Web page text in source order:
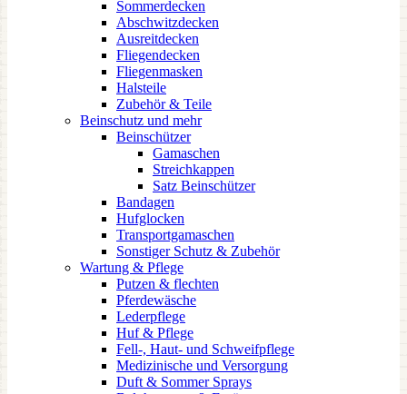
Sommerdecken
Abschwitzdecken
Ausreitdecken
Fliegendecken
Fliegenmasken
Halsteile
Zubehör & Teile
Beinschutz und mehr
Beinschützer
Gamaschen
Streichkappen
Satz Beinschützer
Bandagen
Hufglocken
Transportgamaschen
Sonstiger Schutz & Zubehör
Wartung & Pflege
Putzen & flechten
Pferdewäsche
Lederpflege
Huf & Pflege
Fell-, Haut- und Schweifpflege
Medizinische und Versorgung
Duft & Sommer Sprays